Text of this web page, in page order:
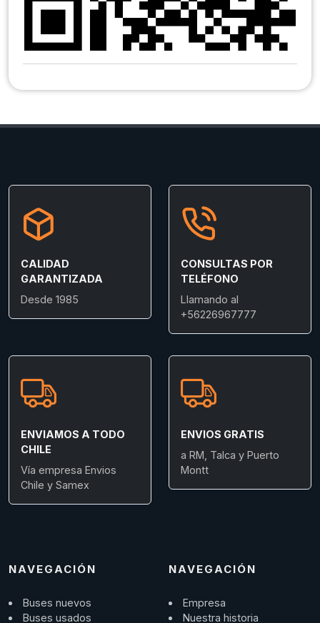
CALIDAD
GARANTIZADA
Desde 1985
CONSULTAS POR
TELÉFONO
Llamando al
+56226967777
ENVIAMOS A TODO
CHILE
Vía empresa Envios
Chile y Samex
ENVIOS GRATIS
a RM, Talca y Puerto
Montt
NAVEGACIÓN
Buses nuevos
Buses usados
NAVEGACIÓN
Empresa
Nuestra historia